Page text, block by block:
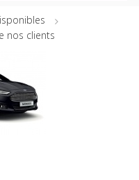
nos clients